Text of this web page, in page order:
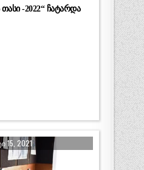
-2022“ ჩატარდა
15, 2021